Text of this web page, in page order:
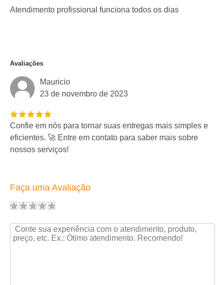
Atendimento profissional funciona todos os dias
Avaliações
Mauricio
23 de novembro de 2023
Confie em nós para tornar suas entregas mais simples e
eficientes. 🚀 Entre em contato para saber mais sobre
nossos serviços!
Faça uma Avaliação